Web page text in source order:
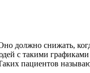
должно снижать,
с такими графиками
пациентов